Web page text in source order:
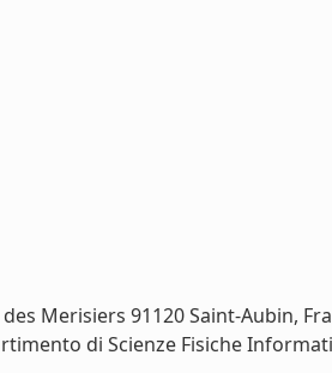
Merisiers 91120 Saint-Aubin,
di Scienze Fisiche